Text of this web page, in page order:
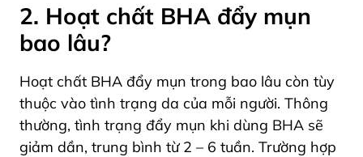
2. Hoạt chất BHA đẩy mụn
bao lâu?
Hoạt chất BHA đẩy mụn trong bao lâu còn tùy
thuộc vào tình trạng da của mỗi người. Thông
thường, tình trạng đẩy mụn khi dùng BHA sẽ
giảm dần, trung bình từ 2 – 6 tuần. Trường hợp